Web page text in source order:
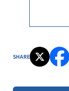
SHARE